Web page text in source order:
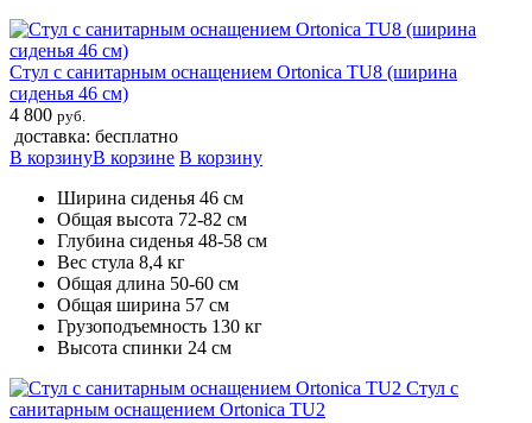
Стул с санитарным оснащением Ortonica TU8 (ширина
сиденья 46 см)
4 800 руб.
доставка: бесплатно
В корзинуВ корзине В корзину
Ширина сиденья 46 см
Общая высота 72-82 см
Глубина сиденья 48-58 см
Вес стула 8,4 кг
Общая длина 50-60 см
Общая ширина 57 см
Грузоподъемность 130 кг
Высота спинки 24 см
Стул с
санитарным оснащением Ortonica TU2